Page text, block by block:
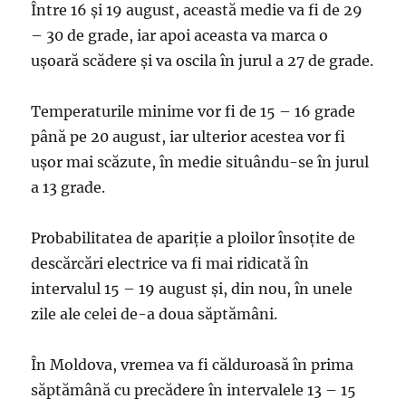
Între 16 şi 19 august, această medie va fi de 29
– 30 de grade, iar apoi aceasta va marca o
uşoară scădere şi va oscila în jurul a 27 de grade.
Temperaturile minime vor fi de 15 – 16 grade
până pe 20 august, iar ulterior acestea vor fi
uşor mai scăzute, în medie situându-se în jurul
a 13 grade.
Probabilitatea de apariţie a ploilor însoţite de
descărcări electrice va fi mai ridicată în
intervalul 15 – 19 august şi, din nou, în unele
zile ale celei de-a doua săptămâni.
În Moldova, vremea va fi călduroasă în prima
săptămână cu precădere în intervalele 13 – 15